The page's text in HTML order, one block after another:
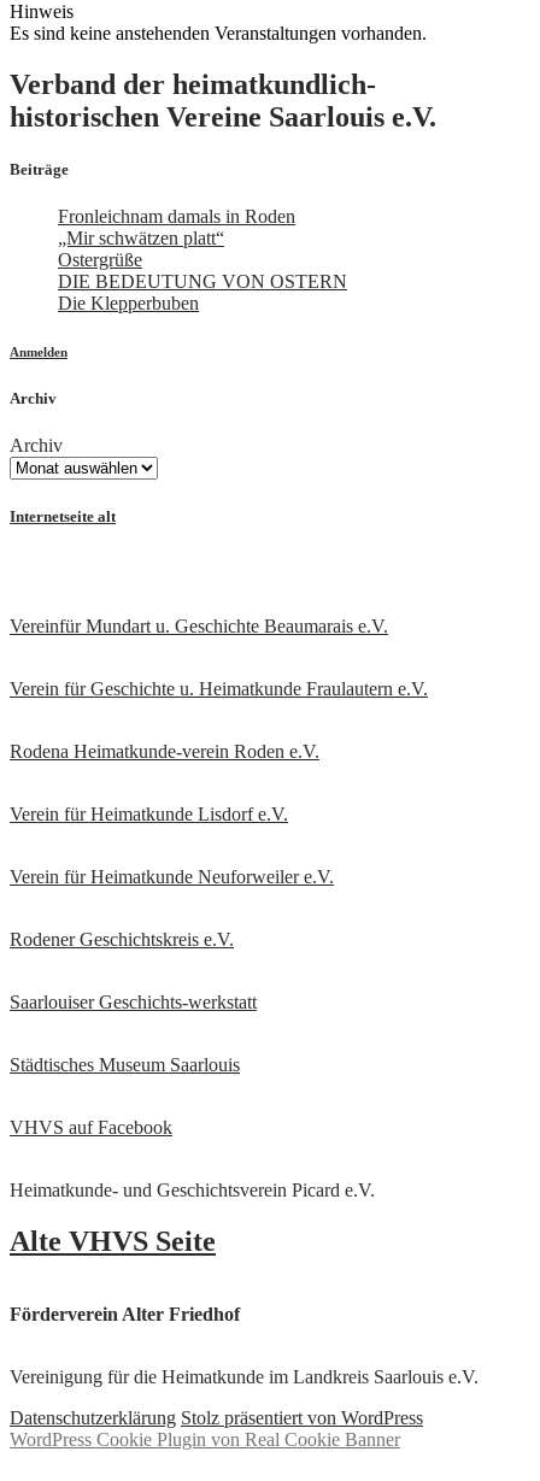
Hinweis
Es sind keine anstehenden Veranstaltungen vorhanden.
Verband der heimatkundlich-
historischen Vereine Saarlouis e.V.
Beiträge
Fronleichnam damals in Roden
„Mir schwätzen platt“
Ostergrüße
DIE BEDEUTUNG VON OSTERN
Die Klepperbuben
Anmelden
Archiv
Archiv
Internetseite alt
Vereinfür Mundart u. Geschichte Beaumarais e.V.
Verein für Geschichte u. Heimatkunde Fraulautern e.V.
Rodena Heimatkunde-verein Roden e.V.
Verein für Heimatkunde Lisdorf e.V.
Verein für Heimatkunde Neuforweiler e.V.
Rodener Geschichtskreis e.V.
Saarlouiser Geschichts-werkstatt
Städtisches Museum Saarlouis
VHVS auf Facebook
Heimatkunde- und Geschichtsverein Picard e.V.
Alte VHVS Seite
Förderverein Alter Friedhof
Vereinigung für die Heimatkunde im Landkreis Saarlouis e.V.
Datenschutzerklärung Stolz präsentiert von WordPress
WordPress Cookie Plugin von Real Cookie Banner